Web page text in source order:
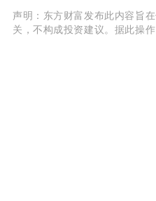
声明：东方财富发布此内容旨
关，不构成投资建议。据此操作